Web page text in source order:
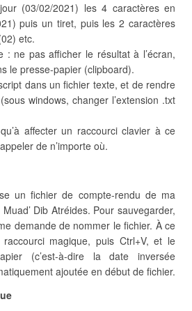
(03/02/2021) les 4 caractères en
puis un tiret, puis les 2 caractères
etc.
: ne pas afficher le résultat à l’écran,
le presse-papier (clipboard).
dans un fichier texte, et de rendre
windows, changer l’extension .txt
affecter un raccourci clavier à ce
de n’importe où.
un fichier de compte-rendu de ma
Dib Atréides. Pour sauvegarder,
demande de nommer le fichier. À ce
magique, puis Ctrl+V, et le
(c’est-à-dire la date inversée
ajoutée en début de fichier.